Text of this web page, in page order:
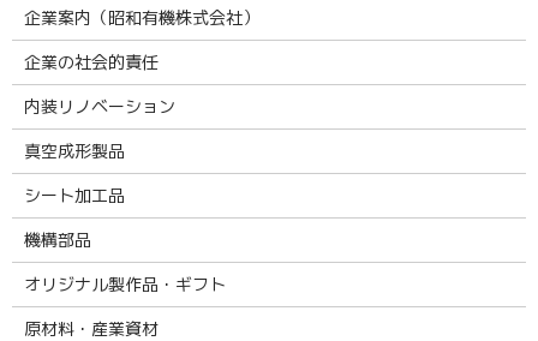
企業案内（昭和有機株式会社）
企業の社会的責任
内装リノベーション
真空成形製品
シート加工品
機構部品
オリジナル製作品・ギフト
原材料・産業資材